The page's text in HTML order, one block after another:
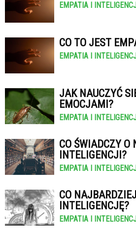
EMPATIA I
CO TO JEST
EMPATIA I
JAK NAUCZYĆ
EMOCJAMI?
EMPATIA I
CO ŚWIADCZY O
INTELIGENCJI?
EMPATIA I
CO
INTELIGENCJĘ?
EMPATIA I